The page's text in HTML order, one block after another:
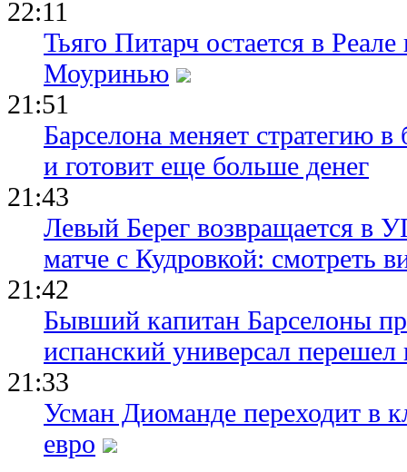
22:11
Тьяго Питарч остается в
Моуринью
21:51
Барселона меняет стратегию
и готовит еще больше денег
21:43
Левый Берег возвращается в
матче с Кудровкой: смотреть
21:42
Бывший капитан Барселоны
испанский универсал перешел
21:33
Усман Диоманде переходит в
евро